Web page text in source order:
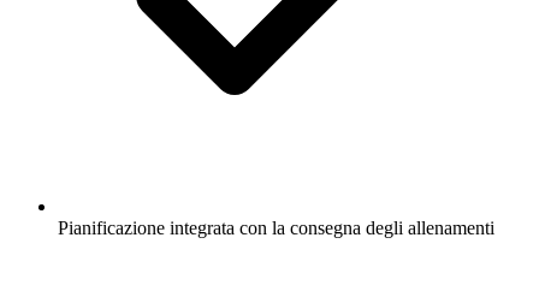
Pianificazione integrata con la consegna degli allenamenti